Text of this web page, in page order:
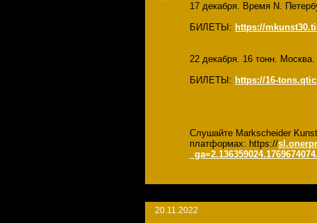
17 декабря. Время N.
БИЛЕТЫ: https://
22 декабря. 16 тонн. Москва.
БИЛЕТЫ: https://16-
Слушайте Markscheider
платформах: https://
20.11.2022